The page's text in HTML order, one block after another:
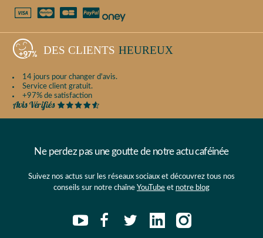
DES CLIENTS HEUREUX
14 jours pour changer d'avis.
Service client gratuit.
+97% de satisfaction
Ne perdez pas une goutte de notre actu caféinée
Suivez nos actus sur les réseaux sociaux et découvrez tous nos
conseils sur notre chaîne YouTube et notre blog